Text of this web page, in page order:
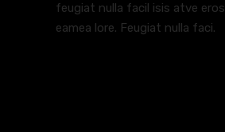
feugiat nulla facil isis atve eros
eamea lore. Feugiat nulla faci.